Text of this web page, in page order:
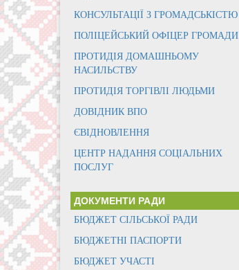
КОНСУЛЬТАЦІЇ З ГРОМАДСЬКІСТЮ
ПОЛІЦЕЙСЬКИЙ ОФІЦЕР ГРОМАДИ
ПРОТИДІЯ ДОМАШНЬОМУ
НАСИЛЬСТВУ
ПРОТИДІЯ ТОРГІВЛІ ЛЮДЬМИ
ДОВІДНИК ВПО
ЄВІДНОВЛЕННЯ
ЦЕНТР НАДАННЯ СОЦІАЛЬНИХ
ПОСЛУГ
ДОКУМЕНТИ РАДИ
БЮДЖЕТ СІЛЬСЬКОЇ РАДИ
БЮДЖЕТНІ ПАСПОРТИ
БЮДЖЕТ УЧАСТІ